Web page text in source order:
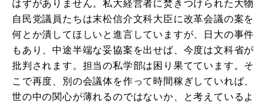
はずがありません。私大経営者に焚きつけられた大物
自民党議員たちは末松信介文科大臣に改革会議の案を
何とか潰してほしいと進言していますが、日大の事件
もあり、中途半端な妥協案を出せば、今度は文科省が
批判されます。担当の私学部は困り果てています。そ
こで再度、別の会議体を作って時間稼ぎしていれば、
世の中の関心が薄れるのではないか、と考えているよ